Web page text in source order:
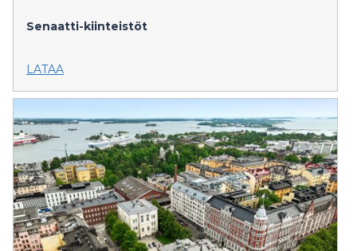
Senaatti-kiinteistöt
LATAA